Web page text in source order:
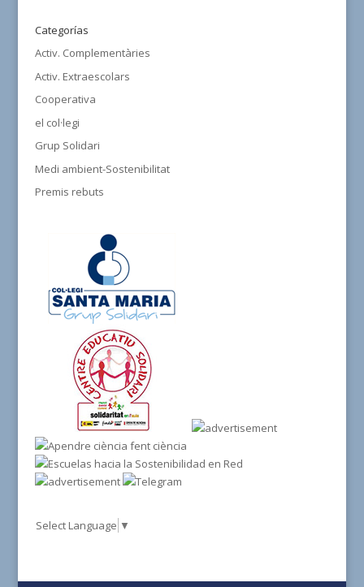
Categorías
Activ. Complementàries
Activ. Extraescolars
Cooperativa
el col·legi
Grup Solidari
Medi ambient-Sostenibilitat
Premis rebuts
Select Language ▼